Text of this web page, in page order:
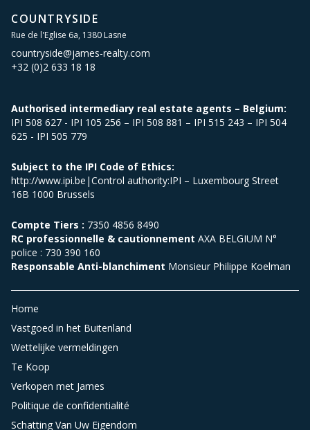
COUNTRYSIDE
Rue de l'Eglise 6a, 1380 Lasne
countryside@james-realty.com
+32 (0)2 633 18 18
Authorised intermediary real estate agents – Belgium:
IPI 508 627 - IPI 105 256 – IPI 508 881 – IPI 515 243 – IPI 504
625 - IPI 505 779
Subject to the IPI Code of Ethics:
http://www.ipi.be|Control authority:IPI – Luxembourg Street
16B 1000 Brussels
Compte Tiers : 7350 4856 8490
RC professionnelle & cautionnement AXA BELGIUM N°
police : 730 390 160
Responsable Anti-blanchiment Monsieur Philippe Koelman
Home
Vastgoed in het Buitenland
Wettelijke vermeldingen
Te Koop
Verkopen met James
Politique de confidentialité
Schatting Van Uw Eigendom